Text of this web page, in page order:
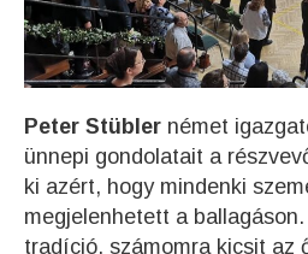
Peter Stübler német
ünnepi gondolatait a
ki azért, hogy mindenki
megjelenhetett a ballagáson.
tradíció, számomra kicsit az